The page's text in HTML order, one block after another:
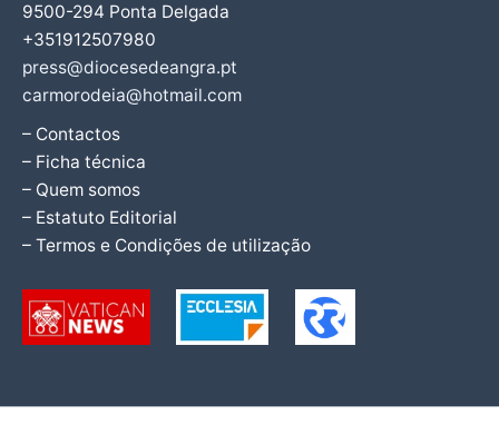
9500-294 Ponta Delgada
+351912507980
press@diocesedeangra.pt
carmorodeia@hotmail.com
– Contactos
– Ficha técnica
– Quem somos
– Estatuto Editorial
– Termos e Condições de utilização